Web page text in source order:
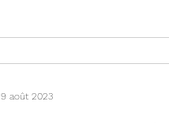
9 août 2023